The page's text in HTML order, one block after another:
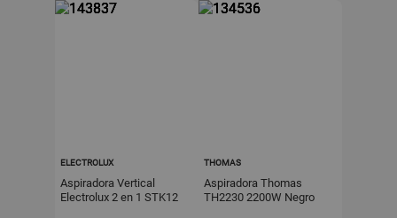
ELECTROLUX
Aspiradora Vertical
Electrolux 2 en 1 STK12
THOMAS
Aspiradora Thomas
TH2230 2200W Negro